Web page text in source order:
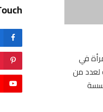
يوليو 1953 – هي أغنى امرأة في
ومؤلفة لعدد من